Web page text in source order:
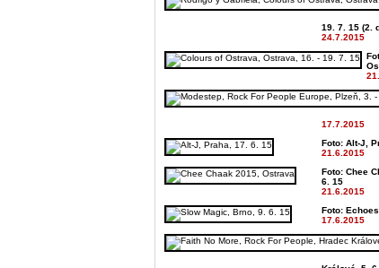
19. 7. 15 (2.
24.7.2015
17.7.2015
Foto: Alt-J,
21.6.2015
Foto: Chee
6. 15
21.6.2015
Foto:
17.6.2015